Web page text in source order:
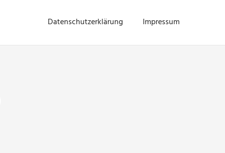
Datenschutzerklärung Impressum